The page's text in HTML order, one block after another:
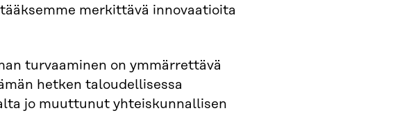
merkittävä innovaatioita
turvaaminen on ymmärrettävä
hetken taloudellisessa
jo muuttunut yhteiskunnallisen